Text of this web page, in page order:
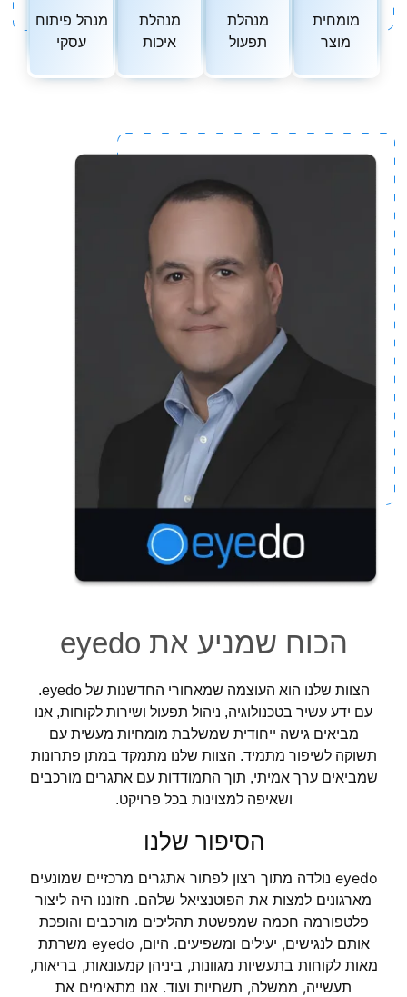
מומחית
מוצר
מנהלת
תפעול
מנהלת
איכות
מנהל פיתוח
עסקי
הכוח שמניע את eyedo
הצוות שלנו הוא העוצמה שמאחורי החדשנות של eyedo.
עם ידע עשיר בטכנולוגיה, ניהול תפעול ושירות לקוחות, אנו
מביאים גישה ייחודית שמשלבת מומחיות מעשית עם
תשוקה לשיפור מתמיד. הצוות שלנו מתמקד במתן פתרונות
שמביאים ערך אמיתי, תוך התמודדות עם אתגרים מורכבים
ושאיפה למצוינות בכל פרויקט.
הסיפור שלנו
eyedo נולדה מתוך רצון לפתור אתגרים מרכזיים שמונעים
מארגונים למצות את הפוטנציאל שלהם. חזוננו היה ליצור
פלטפורמה חכמה שמפשטת תהליכים מורכבים והופכת
אותם לנגישים, יעילים ומשפיעים. היום, eyedo משרתת
מאות לקוחות בתעשיות מגוונות, ביניהן קמעונאות, בריאות,
תעשייה, ממשלה, תשתיות ועוד. אנו מתאימים את